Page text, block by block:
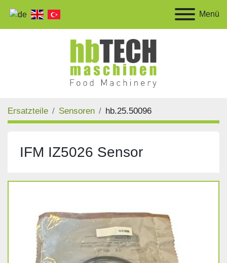
Menü
Ersatzteile Sensoren hb.25.50096
IFM IZ5026 Sensor